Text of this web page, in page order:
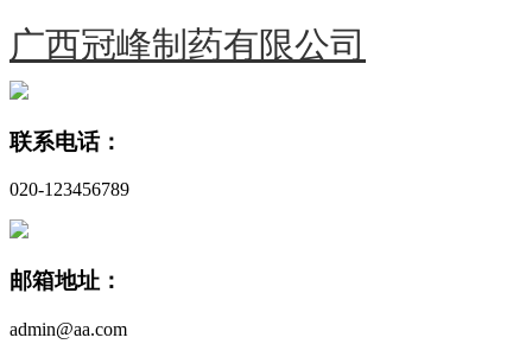
广西冠峰制药有限公司
联系电话：
020-123456789
邮箱地址：
admin@aa.com